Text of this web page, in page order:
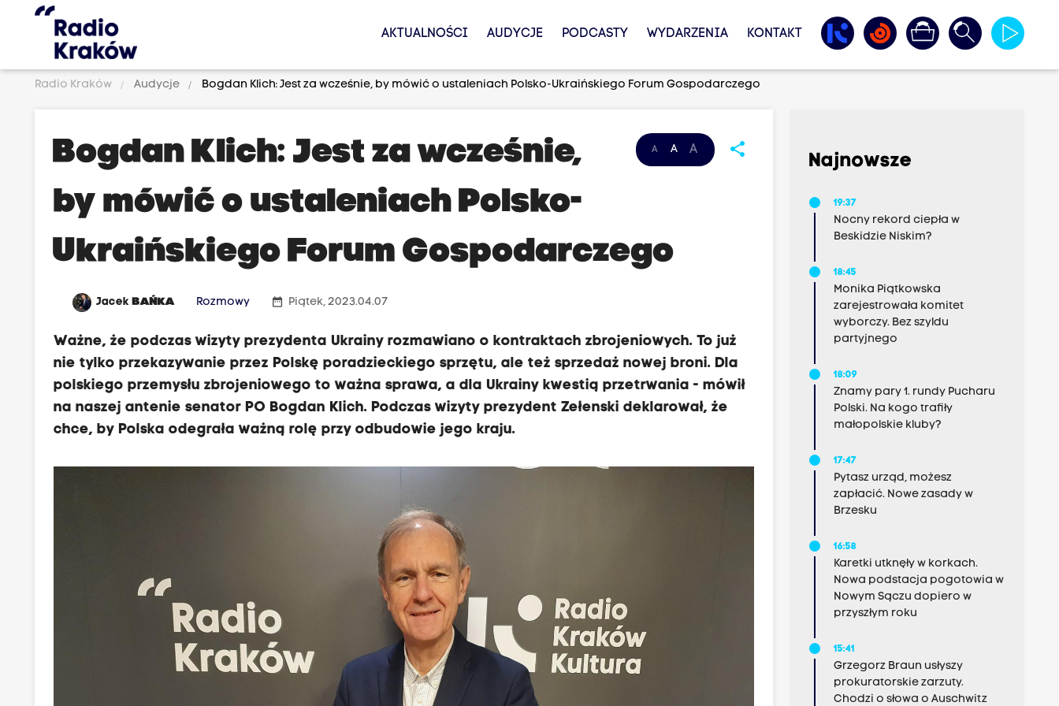
AKTUALNOŚCI AUDYCJE PODCASTY WYDARZENIA KONTAKT
Radio Kraków Audycje Bogdan Klich: Jest za wcześnie, by mówić o ustaleniach Polsko-Ukraińskiego Forum Gospodarczego
A A A share
Bogdan Klich: Jest za wcześnie,
by mówić o ustaleniach Polsko-
Ukraińskiego Forum Gospodarczego
JacekBAŃKA Rozmowy date_range Piątek, 2023.04.07
Ważne, że podczas wizyty prezydenta Ukrainy rozmawiano o kontraktach zbrojeniowych. To już
nie tylko przekazywanie przez Polskę poradzieckiego sprzętu, ale też sprzedaż nowej broni. Dla
polskiego przemysłu zbrojeniowego to ważna sprawa, a dla Ukrainy kwestią przetrwania - mówił
na naszej antenie senator PO Bogdan Klich. Podczas wizyty prezydent Zełenski deklarował, że
chce, by Polska odegrała ważną rolę przy odbudowie jego kraju.
Najnowsze
19:37
Nocny rekord ciepła w
Beskidzie Niskim?
18:45
Monika Piątkowska
zarejestrowała komitet
wyborczy. Bez szyldu
partyjnego
18:09
Znamy pary 1. rundy Pucharu
Polski. Na kogo trafiły
małopolskie kluby?
17:47
Pytasz urząd, możesz
zapłacić. Nowe zasady w
Brzesku
16:58
Karetki utknęły w korkach.
Nowa podstacja pogotowia w
Nowym Sączu dopiero w
przyszłym roku
15:41
Grzegorz Braun usłyszy
prokuratorskie zarzuty.
Chodzi o słowa o Auschwitz